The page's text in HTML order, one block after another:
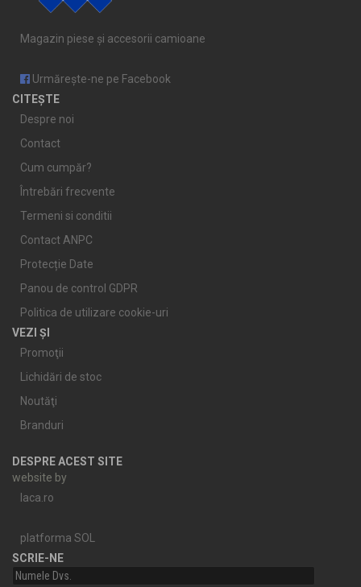
Magazin piese și accesorii camioane
Urmărește-ne pe Facebook
CITEȘTE
Despre noi
Contact
Cum cumpăr?
Întrebări frecvente
Termeni si conditii
Contact ANPC
Protecție Date
Panou de control GDPR
Politica de utilizare cookie-uri
VEZI ȘI
Promoţii
Lichidări de stoc
Noutăţi
Branduri
DESPRE ACEST SITE
website by
laca.ro
platforma SOL
SCRIE-NE